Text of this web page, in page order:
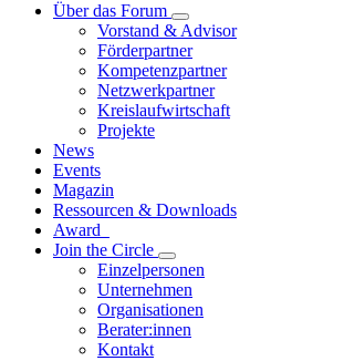
Über das Forum
Vorstand & Advisor
Förderpartner
Kompetenzpartner
Netzwerkpartner
Kreislaufwirtschaft
Projekte
News
Events
Magazin
Ressourcen & Downloads
Award
Join the Circle
Einzelpersonen
Unternehmen
Organisationen
Berater:innen
Kontakt